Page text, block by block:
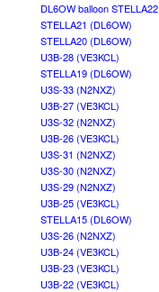
DL6OW balloon STELLA22
STELLA21 (DL6OW)
STELLA20 (DL6OW)
U3B-28 (VE3KCL)
STELLA19 (DL6OW)
U3S-33 (N2NXZ)
U3B-27 (VE3KCL)
U3S-32 (N2NXZ)
U3B-26 (VE3KCL)
U3S-31 (N2NXZ)
U3S-30 (N2NXZ)
U3S-29 (N2NXZ)
U3B-25 (VE3KCL)
STELLA15 (DL6OW)
U3S-26 (N2NXZ)
U3B-24 (VE3KCL)
U3B-23 (VE3KCL)
U3B-22 (VE3KCL)